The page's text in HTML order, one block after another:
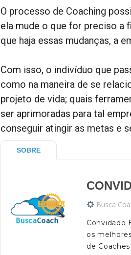
O processo de Coaching
ela mude o que for preciso a
que haja essas mudanças, a
Com isso, o indivíduo que
como na maneira de se
projeto de vida; quais
ser aprimoradas para tal
conseguir atingir as metas e
SOBRE
Busca
Convidado
os
de